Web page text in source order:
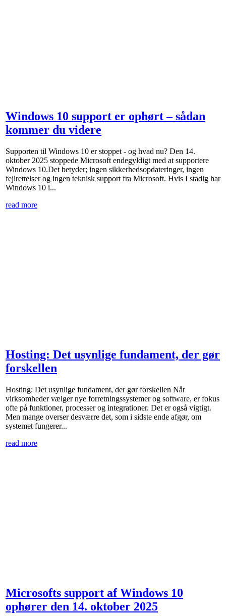
Windows 10 support er ophørt – sådan
kommer du videre
Supporten til Windows 10 er stoppet - og hvad nu? Den 14.
oktober 2025 stoppede Microsoft endegyldigt med at supportere
Windows 10.Det betyder; ingen sikkerhedsopdateringer, ingen
fejlrettelser og ingen teknisk support fra Microsoft. Hvis I stadig har
Windows 10 i...
read more
Hosting: Det usynlige fundament, der gør
forskellen
Hosting: Det usynlige fundament, der gør forskellen Når
virksomheder vælger nye forretningssystemer og software, er fokus
ofte på funktioner, processer og integrationer. Det er også vigtigt.
Men mange overser desværre det, som i sidste ende afgør, om
systemet fungerer...
read more
Microsofts support af Windows 10
ophører den 14. oktober 2025